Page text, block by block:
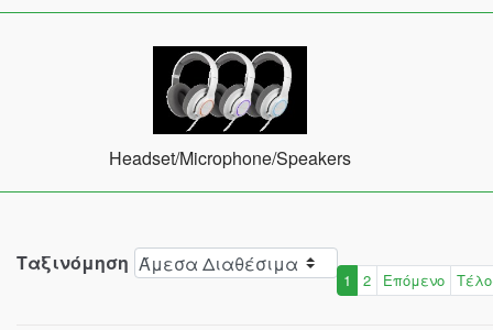
Headset/Microphone/Speakers
Ταξινόμηση
1 2 Επόμενο